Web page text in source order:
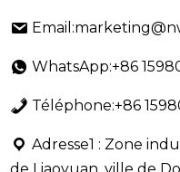
WhatsApp:+86
Téléphone:+86
Adresse1 : Zone